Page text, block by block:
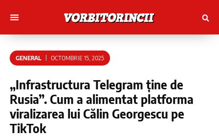
GENERAL OCTOMBRIE 15, 2025
„Infrastructura Telegram ține de
Rusia”. Cum a alimentat platforma
viralizarea lui Călin Georgescu pe
TikTok